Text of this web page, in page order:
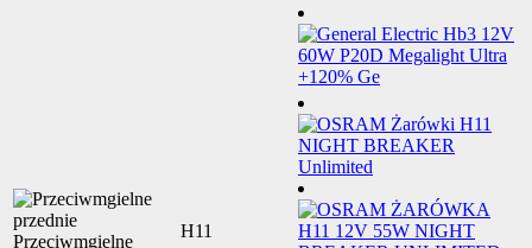
Przeciwmgielne
H11